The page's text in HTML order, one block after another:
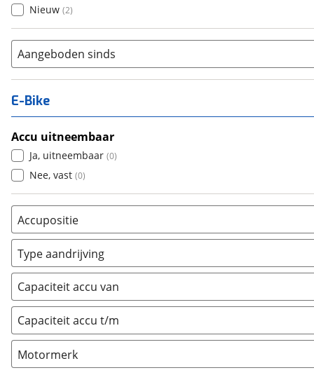
Nieuw (2)
Aangeboden sinds
E-Bike
Accu uitneembaar
Ja, uitneembaar (0)
Nee, vast (0)
Accupositie
Bagagedrager (0)
Frame (0 )
Vloer (0
Achterbank (0)
Kofferbak (0)
Overig (0)
Type aandrijving
Achterwiel (0)
Trapas
Voorwiel
Capaciteit accu van
Capaciteit accu t/m
Motormerk